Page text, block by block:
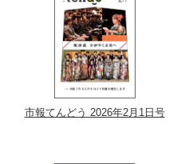
市報てんどう 2026年2月1日号